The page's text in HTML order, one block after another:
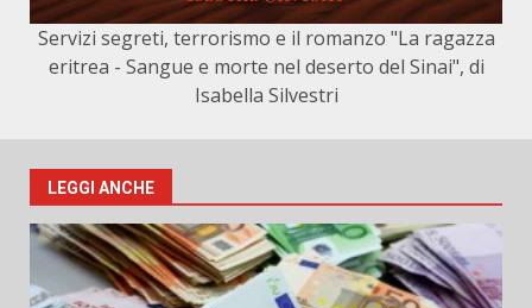
Servizi segreti, terrorismo e il romanzo "La ragazza
eritrea - Sangue e morte nel deserto del Sinai", di
Isabella Silvestri
LEGGI ANCHE